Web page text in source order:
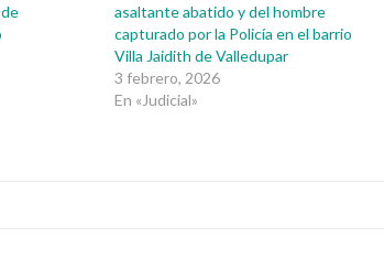
asaltante abatido y del hombre
capturado por la Policía en el barrio
Villa Jaidith de Valledupar
3 febrero, 2026
En «Judicial»